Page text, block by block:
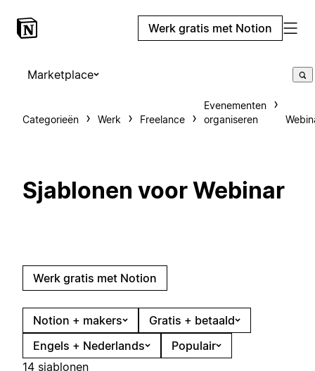
Werk gratis met Notion
Marketplace
Categorieën Werk Freelance
Evenementen
organiseren
Sjablonen voor Webinar
Werk gratis met Notion
Notion + makers
Gratis + betaald
Engels + Nederlands
Populair
14 sjablonen